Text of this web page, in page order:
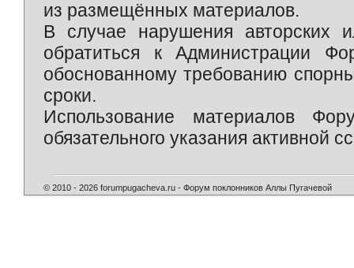
из размещённых материалов.
В случае нарушения авторских
обратиться к Администрации
обоснованному требованию
сроки.
Использование материалов
обязательного указания активной
© 2010 - 2026 forumpugacheva.ru - Форум поклонников Аллы Пугачевой